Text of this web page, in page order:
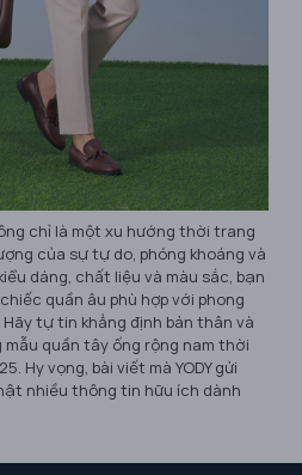
chỉ là một xu hướng thời trang
của sự tự do, phóng khoáng và
dáng, chất liệu và màu sắc, bạn
quần âu phù hợp với phong
tự tin khẳng định bản thân và
quần tây ống rộng nam thời
Hy vọng, bài viết mà YODY gửi
nhiều thông tin hữu ích dành